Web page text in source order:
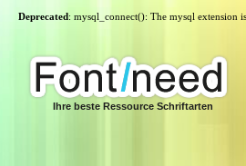
Deprecated: mysql_connect(): The mysql extension
Ihre beste Ressource Schriftarten